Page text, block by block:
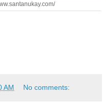
AM No comments: